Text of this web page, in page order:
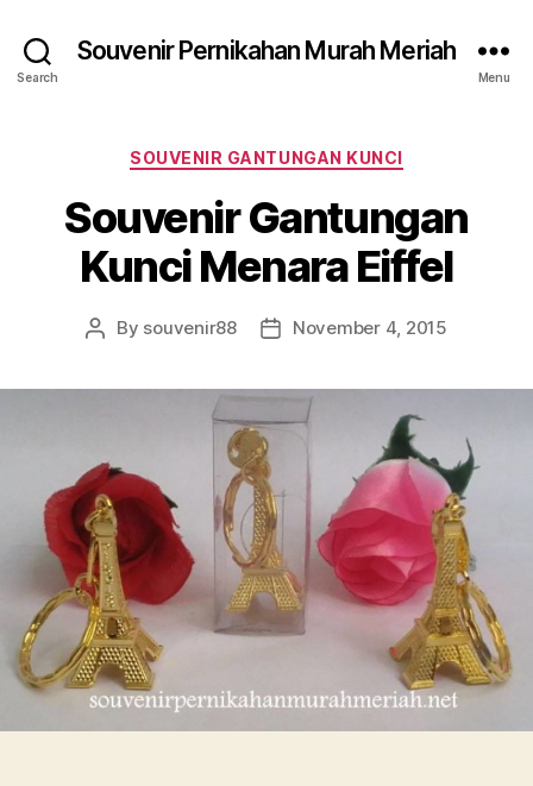
Search
Souvenir Pernikahan Murah Meriah
Menu
Categories
SOUVENIR GANTUNGAN KUNCI
Souvenir Gantungan
Kunci Menara Eiffel
Post
By souvenir88
PostNovember 4, 2015